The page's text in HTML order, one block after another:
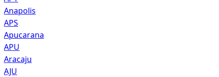
Anapolis
APS
Apucarana
APU
Aracaju
AJU